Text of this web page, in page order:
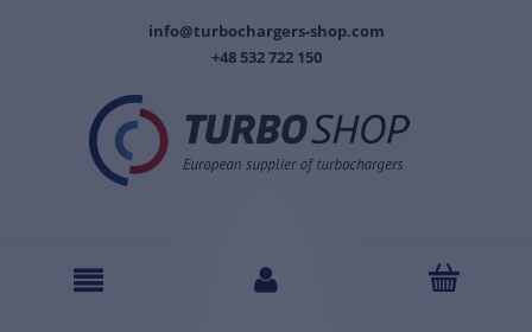
info@turbochargers-shop.com
+48 532 722 150